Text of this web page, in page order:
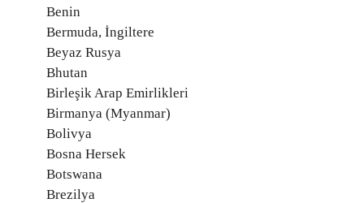
Benin
Bermuda, İngiltere
Beyaz Rusya
Bhutan
Birleşik Arap Emirlikleri
Birmanya (Myanmar)
Bolivya
Bosna Hersek
Botswana
Brezilya